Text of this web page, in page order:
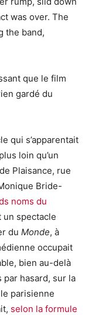
was over. The
the band,
que le film
gardé du
qui s’apparentait
loin qu’un
Plaisance, rue
Bride-
noms du
un spectacle
du Monde, à
occupait
bien au-delà
par hasard, sur la
parisienne
selon la formule